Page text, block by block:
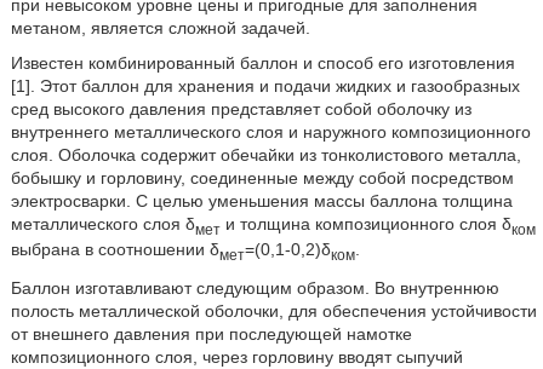
при невысоком уровне цены и пригодные для заполнения
метаном, является сложной задачей.
Известен комбинированный баллон и способ его изготовления
[1]. Этот баллон для хранения и подачи жидких и газообразных
сред высокого давления представляет собой оболочку из
внутреннего металлического слоя и наружного композиционного
слоя. Оболочка содержит обечайки из тонколистового металла,
бобышку и горловину, соединенные между собой посредством
электросварки. С целью уменьшения массы баллона толщина
металлического слоя δмети толщина композиционного слоя δком
выбрана в соотношении δмет=(0,1-0,2)δком.
Баллон изготавливают следующим образом. Во внутреннюю
полость металлической оболочки, для обеспечения устойчивости
от внешнего давления при последующей намотке
композиционного слоя, через горловину вводят сыпучий